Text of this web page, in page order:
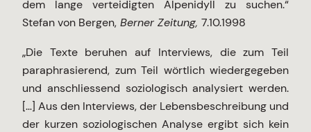
dem lange verteidigten Alpenidyll zu suchen.“
Stefan von Bergen, Berner Zeitung, 7.10.1998
„Die Texte beruhen auf Interviews, die zum Teil
paraphrasierend, zum Teil wörtlich wiedergegeben
und anschliessend soziologisch analysiert werden.
[…] Aus den Interviews, der Lebensbeschreibung und
der kurzen soziologischen Analyse ergibt sich kein